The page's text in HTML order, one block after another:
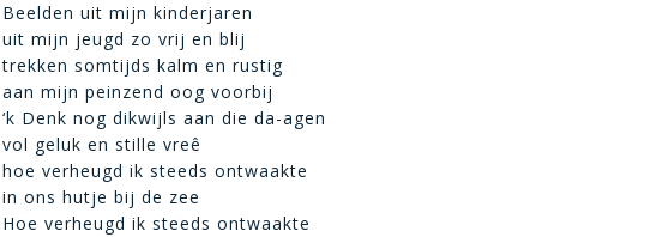
Beelden uit mijn kinderjaren
uit mijn jeugd zo vrij en blij
trekken somtijds kalm en rustig
aan mijn peinzend oog voorbij
‘k Denk nog dikwijls aan die da-agen
vol geluk en stille vreê
hoe verheugd ik steeds ontwaakte
in ons hutje bij de zee
Hoe verheugd ik steeds ontwaakte